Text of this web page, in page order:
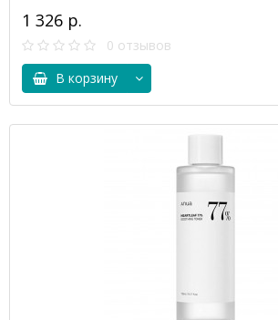
1 326 р.
0 отзывов
В корзину